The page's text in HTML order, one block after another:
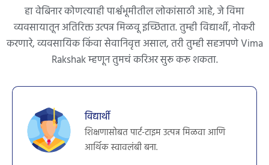
हा वेबिनार कोणत्याही पार्श्वभूमीतील लोकांसाठी आहे, जे विमा
व्यवसायातून अतिरिक्त उत्पन्न मिळवू इच्छितात. तुम्ही विद्यार्थी, नोकरी
करणारे, व्यवसायिक किंवा सेवानिवृत्त असाल, तरी तुम्ही सहजपणे Vima
Rakshak म्हणून तुमचं करिअर सुरू करू शकता.
विद्यार्थी
शिक्षणासोबत पार्ट-टाइम उत्पन्न मिळवा आणि
आर्थिक स्वावलंबी बना.